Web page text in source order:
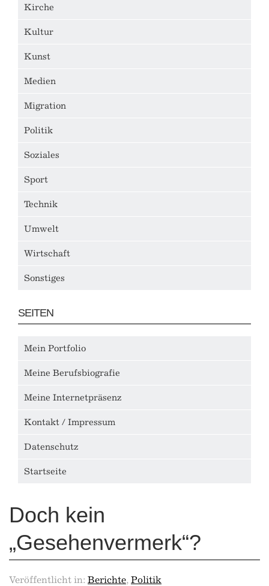
Kirche
Kultur
Kunst
Medien
Migration
Politik
Soziales
Sport
Technik
Umwelt
Wirtschaft
Sonstiges
SEITEN
Mein Portfolio
Meine Berufsbiografie
Meine Internetpräsenz
Kontakt / Impressum
Datenschutz
Startseite
Doch kein
„Gesehenvermerk“?
Veröffentlicht in: Berichte, Politik